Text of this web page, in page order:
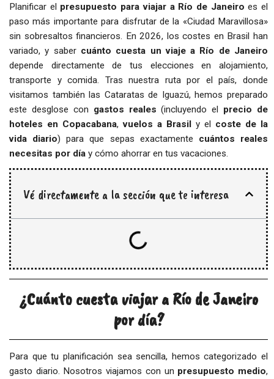
Planificar el presupuesto para viajar a Río de Janeiro es el
paso más importante para disfrutar de la «Ciudad Maravillosa»
sin sobresaltos financieros. En 2026, los costes en Brasil han
variado, y saber cuánto cuesta un viaje a Río de Janeiro
depende directamente de tus elecciones en alojamiento,
transporte y comida. Tras nuestra ruta por el país, donde
visitamos también las Cataratas de Iguazú, hemos preparado
este desglose con gastos reales (incluyendo el precio de
hoteles en Copacabana,vuelos a Brasil y el coste de la
vida diario) para que sepas exactamente cuántos reales
necesitas por día y cómo ahorrar en tus vacaciones.
Vé directamente a la sección que te interesa
¿Cuánto cuesta viajar a Río de Janeiro
por día?
Para que tu planificación sea sencilla, hemos categorizado el
gasto diario. Nosotros viajamos con un presupuesto medio,